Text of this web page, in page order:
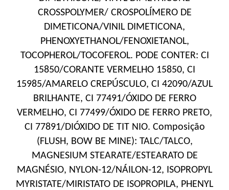
CROSSPOLYMER/ CROSPOLÍMERO DE
DIMETICONA/VINIL DIMETICONA,
PHENOXYETHANOL/FENOXIETANOL,
TOCOPHEROL/TOCOFEROL. PODE CONTER: CI
15850/CORANTE VERMELHO 15850, CI
15985/AMARELO CREPÚSCULO, CI 42090/AZUL
BRILHANTE, CI 77491/ÓXIDO DE FERRO
VERMELHO, CI 77499/ÓXIDO DE FERRO PRETO,
CI 77891/DIÓXIDO DE TIT NIO. Composição
(FLUSH, BOW BE MINE): TALC/TALCO,
MAGNESIUM STEARATE/ESTEARATO DE
MAGNÉSIO, NYLON-12/NÁILON-12, ISOPROPYL
MYRISTATE/MIRISTATO DE ISOPROPILA, PHENYL